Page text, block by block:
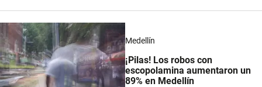
Medellín
¡Pilas! Los robos con
escopolamina aumentaron un
89% en Medellín